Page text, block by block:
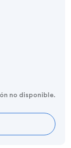
no disponible.